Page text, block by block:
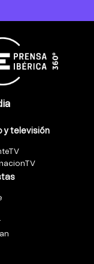
y televisión